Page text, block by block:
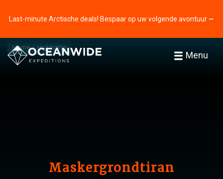
Last-minute Arctische deals! Bespaar op uw volgende avontuur ⭢
Menu
Home Highlights
Maskergrondtiran